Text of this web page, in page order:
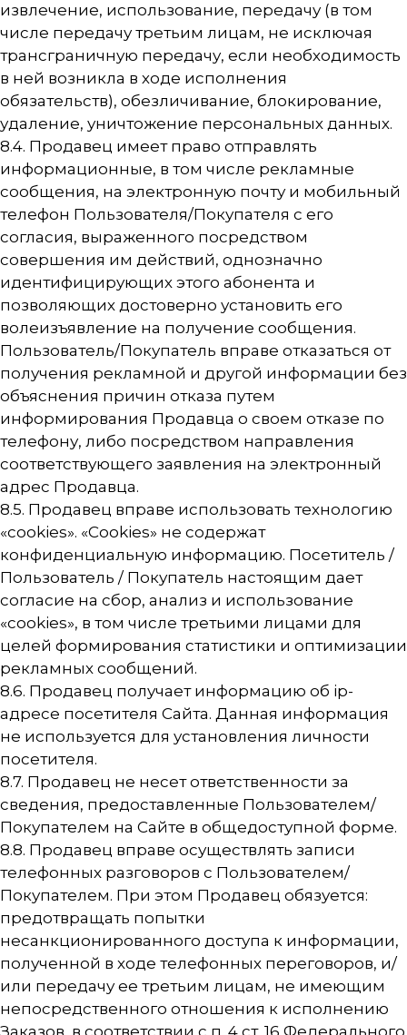
извлечение, использование, передачу (в том
числе передачу третьим лицам, не исключая
трансграничную передачу, если необходимость
в ней возникла в ходе исполнения
обязательств), обезличивание, блокирование,
удаление, уничтожение персональных данных.
8.4. Продавец имеет право отправлять
информационные, в том числе рекламные
сообщения, на электронную почту и мобильный
телефон Пользователя/Покупателя с его
согласия, выраженного посредством
совершения им действий, однозначно
идентифицирующих этого абонента и
позволяющих достоверно установить его
волеизъявление на получение сообщения.
Пользователь/Покупатель вправе отказаться от
получения рекламной и другой информации без
объяснения причин отказа путем
информирования Продавца о своем отказе по
телефону, либо посредством направления
соответствующего заявления на электронный
адрес Продавца.
8.5. Продавец вправе использовать технологию
«cookies». «Cookies» не содержат
конфиденциальную информацию. Посетитель /
Пользователь / Покупатель настоящим дает
согласие на сбор, анализ и использование
«cookies», в том числе третьими лицами для
целей формирования статистики и оптимизации
рекламных сообщений.
8.6. Продавец получает информацию об ip-
адресе посетителя Сайта. Данная информация
не используется для установления личности
посетителя.
8.7. Продавец не несет ответственности за
сведения, предоставленные Пользователем/
Покупателем на Сайте в общедоступной форме.
8.8. Продавец вправе осуществлять записи
телефонных разговоров с Пользователем/
Покупателем. При этом Продавец обязуется:
предотвращать попытки
несанкционированного доступа к информации,
полученной в ходе телефонных переговоров, и/
или передачу ее третьим лицам, не имеющим
непосредственного отношения к исполнению
Заказов, в соответствии с п. 4 ст. 16 Федерального